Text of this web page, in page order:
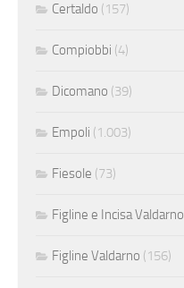
Certaldo (157)
Compiobbi (4)
Dicomano (39)
Empoli (1.003)
Fiesole (73)
Figline e Incisa Valdarno
Figline Valdarno (156)